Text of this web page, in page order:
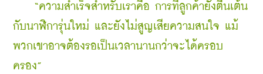
“ความสำเร็จสำหรับเราคือ การที่ลูกค้ายังตื่นเต้น
กับนาฬิการุ่นใหม่ และยังไม่สูญเสียความสนใจ แม้
พวกเขาอาจต้องรอเป็นเวลานานกว่าจะได้ครอบ
ครอง”